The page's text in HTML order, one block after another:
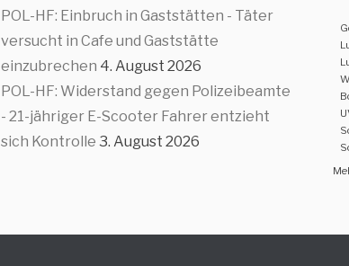
POL-HF: Einbruch in Gaststätten - Täter
versucht in Cafe und Gaststätte
einzubrechen 4. August 2026
POL-HF: Widerstand gegen Polizeibeamte
- 21-jähriger E-Scooter Fahrer entzieht
sich Kontrolle 3. August 2026